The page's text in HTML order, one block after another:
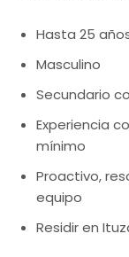
Hasta 25
Masculino
Secundario
Experiencia
mínimo
Proactivo,
equipo
Residir en